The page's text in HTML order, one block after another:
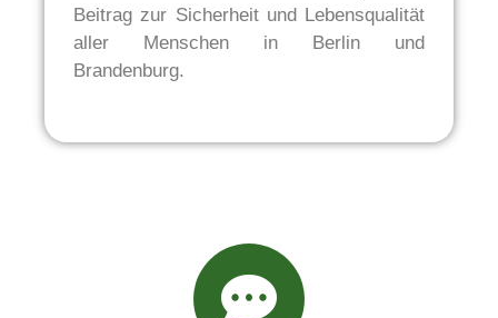
Beitrag zur Sicherheit und Lebensqualität
aller Menschen in Berlin und
Brandenburg.